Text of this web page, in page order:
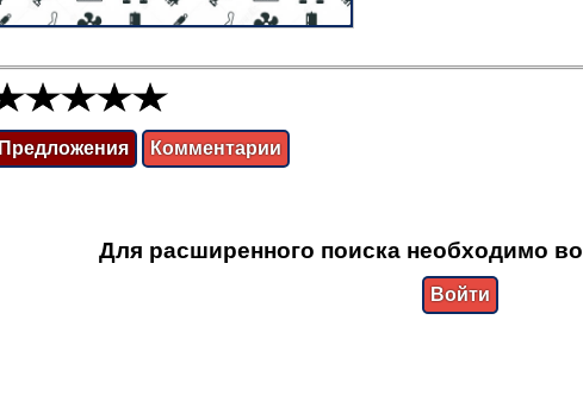
Предложения Комментарии
Для расширенного поиска необходимо
Войти